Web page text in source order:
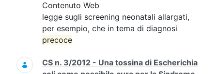
Contenuto Web
legge sugli screening neonatali allargati,
per esempio, che in tema di diagnosi
precoce
CS n. 3/2012 - Una tossina di Escherichia